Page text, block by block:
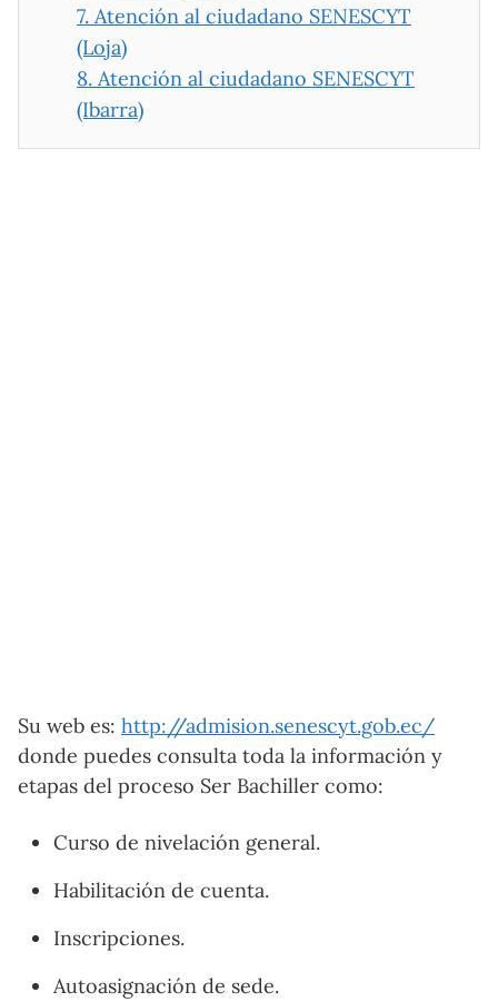
7. Atención al ciudadano SENESCYT
(Loja)
8. Atención al ciudadano SENESCYT
(Ibarra)
Su web es: http://admision.senescyt.gob.ec/
donde puedes consulta toda la información y
etapas del proceso Ser Bachiller como:
Curso de nivelación general.
Habilitación de cuenta.
Inscripciones.
Autoasignación de sede.